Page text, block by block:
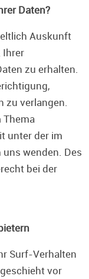
Daten?
Auskunft
Ihrer
zu erhalten.
zu verlangen.
Thema
unter der im
wenden. Des
bei der
Surf-Verhalten
vor